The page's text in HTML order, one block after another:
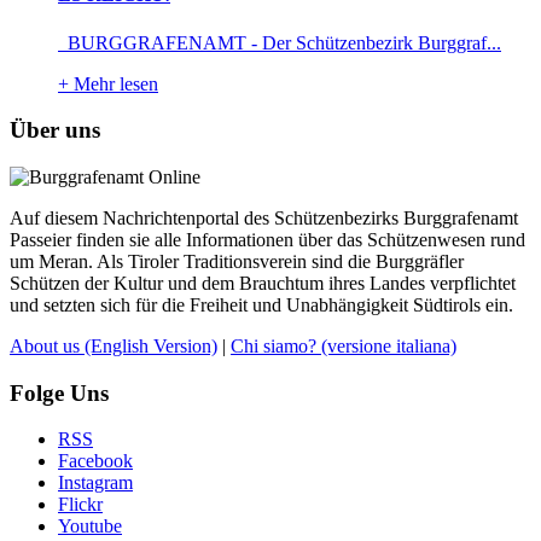
BURGGRAFENAMT - Der Schützenbezirk Burggraf...
+ Mehr lesen
Über uns
Auf diesem Nachrichtenportal des Schützenbezirks Burggrafenamt
Passeier finden sie alle Informationen über das Schützenwesen rund
um Meran. Als Tiroler Traditionsverein sind die Burggräfler
Schützen der Kultur und dem Brauchtum ihres Landes verpflichtet
und setzten sich für die Freiheit und Unabhängigkeit Südtirols ein.
About us (English Version) | Chi siamo? (versione italiana)
Folge Uns
RSS
Facebook
Instagram
Flickr
Youtube